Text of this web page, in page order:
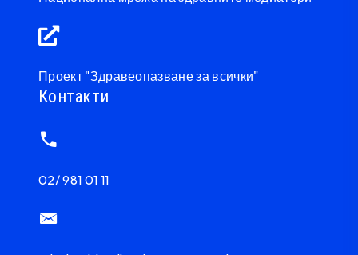
Проект "Здравеопазване за всички"
Контакти
02/ 981 01 11